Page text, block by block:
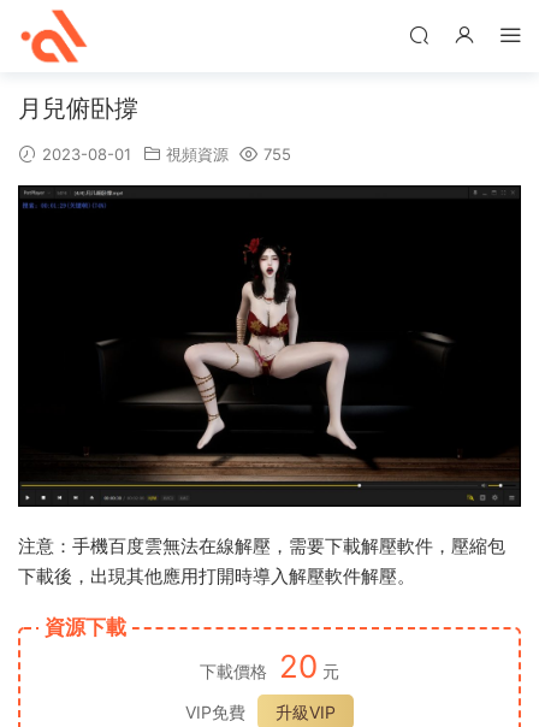
月兒俯卧撐
2023-08-01 視頻資源 755
注意：手機百度雲無法在線解壓，需要下載解壓軟件，壓縮包
下載後，出現其他應用打開時導入解壓軟件解壓。
資源下載
下載價格 20 元
VIP免費
升級VIP